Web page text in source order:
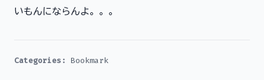
いもんにならんよ。。。
Categories: Bookmark